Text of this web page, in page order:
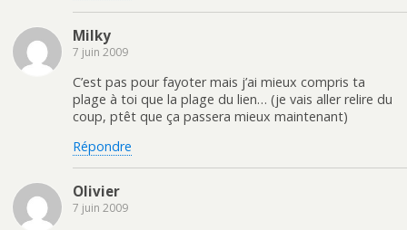
Milky
7 juin 2009
C’est pas pour fayoter mais j’ai mieux compris ta
plage à toi que la plage du lien… (je vais aller relire du
coup, ptêt que ça passera mieux maintenant)
Répondre
Olivier
7 juin 2009